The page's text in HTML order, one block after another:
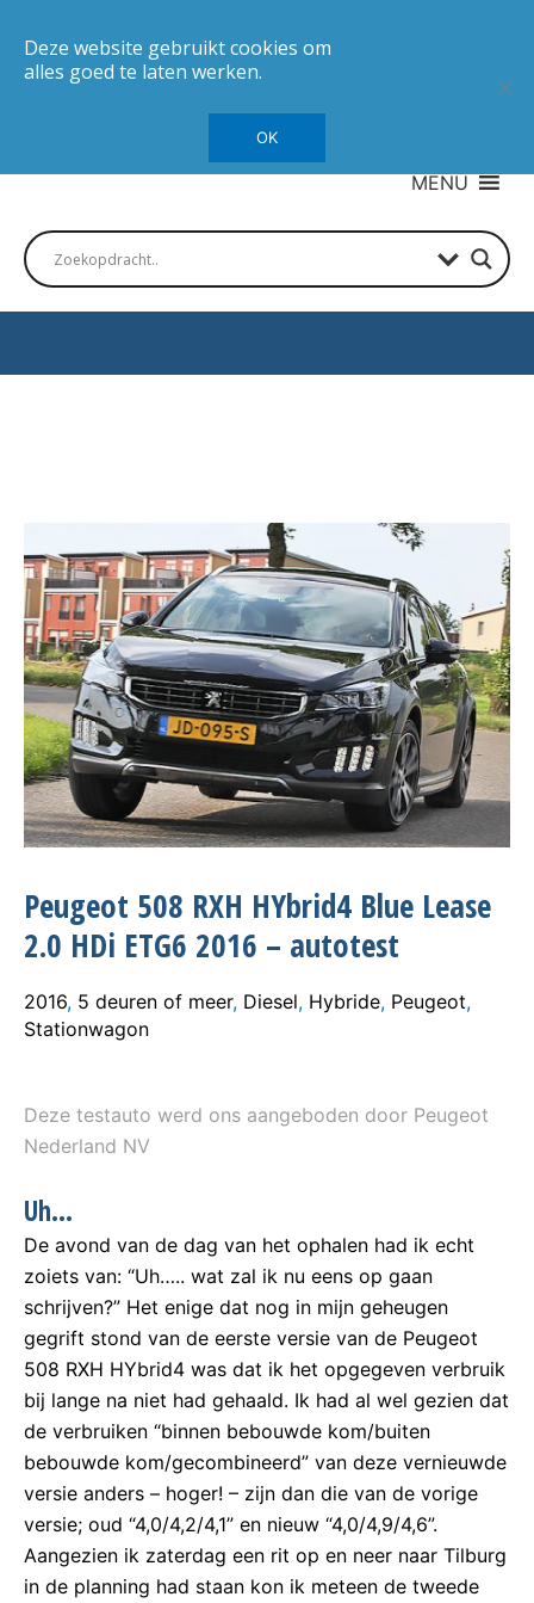
MENU
Peugeot 508 RXH HYbrid4 Blue Lease
2.0 HDi ETG6 2016 – autotest
2016, 5 deuren of meer, Diesel, Hybride, Peugeot,
Stationwagon
Deze testauto werd ons aangeboden door Peugeot
Nederland NV
Uh…
De avond van de dag van het ophalen had ik echt
zoiets van: “Uh….. wat zal ik nu eens op gaan
schrijven?” Het enige dat nog in mijn geheugen
gegrift stond van de eerste versie van de Peugeot
508 RXH HYbrid4 was dat ik het opgegeven verbruik
bij lange na niet had gehaald. Ik had al wel gezien dat
de verbruiken “binnen bebouwde kom/buiten
bebouwde kom/gecombineerd” van deze vernieuwde
versie anders – hoger! – zijn dan die van de vorige
versie; oud “4,0/4,2/4,1” en nieuw “4,0/4,9/4,6”.
Aangezien ik zaterdag een rit op en neer naar Tilburg
in de planning had staan kon ik meteen de tweede
Deze website gebruikt cookies om
alles goed te laten werken.
OK